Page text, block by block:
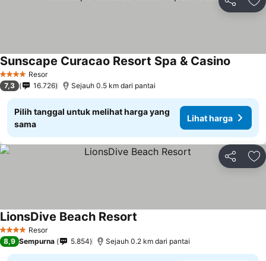
Bagikan
4 BintangResor
Sunscape Curacao Resort Spa & Casino
7,3 16.726 Sejauh 0.5 km dari pantai
Pilih tanggal untuk melihat harga yang
sama
Lihat harga
Bagikan
4 BintangResor
LionsDive Beach Resort
8,9 Sempurna 5.854 Sejauh 0.2 km dari pantai